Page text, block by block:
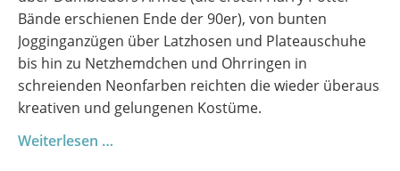
Bände erschienen Ende der 90er), von bunten
Jogginganzügen über Latzhosen und Plateauschuhe
bis hin zu Netzhemdchen und Ohrringen in
schreienden Neonfarben reichten die wieder überaus
kreativen und gelungenen Kostüme.
Weiterlesen …